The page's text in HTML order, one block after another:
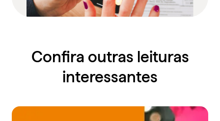
Confira outras leituras
interessantes